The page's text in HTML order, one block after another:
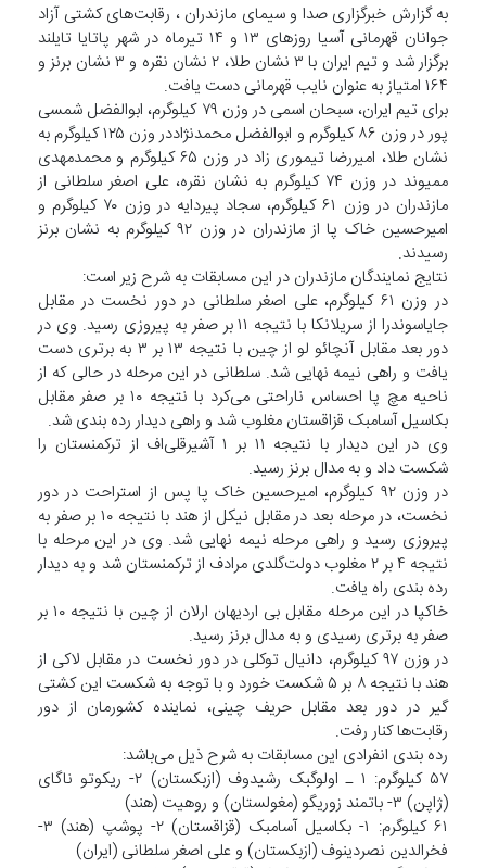
به گزارش خبرگزاری صدا و سیمای مازندران ، رقابت‌های کشتی آزاد
جوانان قهرمانی آسیا روز‌های ۱۳ و ۱۴ تیرماه در شهر پاتایا تایلند
برگزار شد و تیم ایران با ۳ نشان طلا، ۲ نشان نقره و ۳ نشان برنز و
۱۶۴ امتیاز به عنوان نایب قهرمانی دست یافت.
برای تیم ایران، سبحان اسمی در وزن ۷۹ کیلوگرم، ابوالفضل شمسی
پور در وزن ۸۶ کیلوگرم و ابوالفضل محمدنژاددر وزن ۱۲۵ کیلوگرم به
نشان طلا، امیررضا تیموری زاد در وزن ۶۵ کیلوگرم و محمدمهدی
ممیوند در وزن ۷۴ کیلوگرم به نشان نقره، علی اصغر سلطانی از
مازندران در وزن ۶۱ کیلوگرم، سجاد پیردایه در وزن ۷۰ کیلوگرم و
امیرحسین خاک پا از مازندران در وزن ۹۲ کیلوگرم به نشان برنز
رسیدند.
نتایج نمایندگان مازندران در این مسابقات به شرح زیر است:
در وزن ۶۱ کیلوگرم، علی اصغر سلطانی در دور نخست در مقابل
جایاسوندرا از سریلانکا با نتیجه ۱۱ بر صفر به پیروزی رسید. وی در
دور بعد مقابل آنچائو لو از چین با نتیجه ۱۳ بر ۳ به برتری دست
یافت و راهی نیمه نهایی شد. سلطانی در این مرحله در حالی که از
ناحیه مچ پا احساس ناراحتی می‌کرد با نتیجه ۱۰ بر صفر مقابل
بکاسیل آسامبک قزاقستان مغلوب شد و راهی دیدار رده بندی شد.
وی در این دیدار با نتیجه ۱۱ بر ۱ آشیرقلی‌اف از ترکمنستان را
شکست داد و به مدال برنز رسید.
در وزن ۹۲ کیلوگرم، امیرحسین خاک پا پس از استراحت در دور
نخست، در مرحله بعد در مقابل نیکل از هند با نتیجه ۱۰ بر صفر به
پیروزی رسید و راهی مرحله نیمه نهایی شد. وی در این مرحله با
نتیجه ۴ بر ۲ مغلوب دولت‌گلدی مرادف از ترکمنستان شد و به دیدار
رده بندی راه یافت.
خاکپا در این مرحله مقابل بی اردیهان ارلان از چین با نتیجه ۱۰ بر
صفر به برتری رسیدی و به مدال برنز رسید.
در وزن ۹۷ کیلوگرم، دانیال توکلی در دور نخست در مقابل لاکی از
هند با نتیجه ۸ بر ۵ شکست خورد و با توجه به شکست این کشتی
گیر در دور بعد مقابل حریف چینی، نماینده کشورمان از دور
رقابت‌ها کنار رفت.
رده بندی انفرادی این مسابقات به شرح ذیل می‌باشد:
۵۷ کیلوگرم: ۱ ـ اولوگبک رشیدوف (ازبکستان) ۲- ریکوتو ناگای
(ژاپن) ۳- باتمند زوریگو (مغولستان) و روهیت (هند)
۶۱ کیلوگرم: ۱- بکاسیل آسامبک (قزاقستان) ۲- پوشپ (هند) ۳-
فخرالدین نصردینوف (ازبکستان) و علی اصغر سلطانی (ایران)